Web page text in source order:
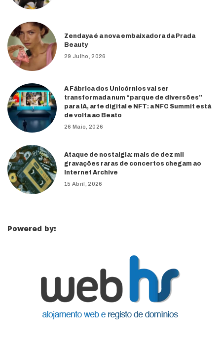
Zendaya é a nova embaixadora da Prada
Beauty
29 Julho, 2026
A Fábrica dos Unicórnios vai ser
transformada num “parque de diversões”
para IA, arte digital e NFT: a NFC Summit está
de volta ao Beato
26 Maio, 2026
Ataque de nostalgia: mais de dez mil
gravações raras de concertos chegam ao
Internet Archive
15 Abril, 2026
Powered by: